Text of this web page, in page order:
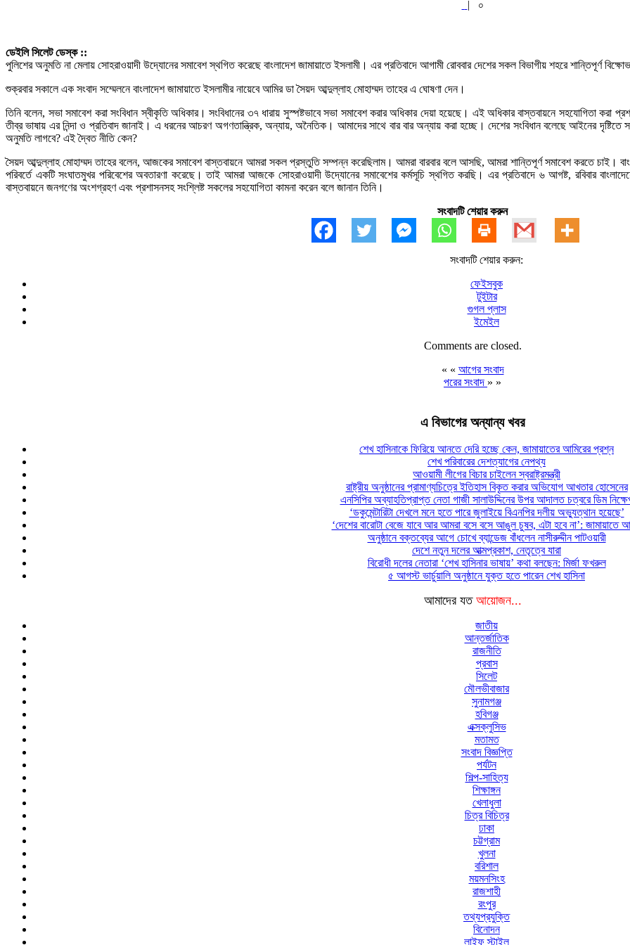
|
০
ডেইলি সিলেট ডেস্ক ::
পুলিশের অনুমতি না মেলায় সোহরাওয়াদী উদ্যোনের সমাবেশ স্থগিত করেছে বাংলাদেশ জামায়াতে ইসলামী। এর প্রতিবাদে আগামী রোববার দেশের সকল বিভাগীয় শহরে শান্তিপূর্ণ
শুক্রবার সকালে এক সংবাদ সম্মেলনে বাংলাদেশ জামায়াতে ইসলামীর নায়েবে আমির ডা সৈয়দ আব্দুল্লাহ মোহাম্মদ তাহের এ ঘোষণা দেন।
তিনি বলেন, সভা সমাবেশ করা সংবিধান স্বীকৃতি অধিকার। সংবিধানের ৩৭ ধারায় সুস্পষ্টভাবে সভা সমাবেশ করার অধিকার দেয়া হয়েছে। এই অধিকার বাস্তবায়নে সহযোগিতা করা
তীব্র ভাষায় এর নিন্দা ও প্রতিবাদ জানাই। এ ধরনের আচরণ অগণতান্ত্রিক, অন্যায়, অনৈতিক। আমাদের সাথে বার বার অন্যায় করা হচ্ছে। দেশের সংবিধান বলেছে আইনের
অনুমতি লাগবে? এই দ্বৈত নীতি কেন?
সৈয়দ আব্দুল্লাহ মোহাম্মদ তাহের বলেন, আজকের সমাবেশ বাস্তবায়নে আমরা সকল প্রস্তুতি সম্পন্ন করেছিলাম। আমরা বারবার বলে আসছি, আমরা শান্তিপূর্ণ সমাবেশ করতে চাই।
পরিবর্তে একটি সংঘাতমুখর পরিবেশের অবতারণা করেছে। তাই আমরা আজকে সোহরাওয়াদী উদ্যোনের সমাবেশের কর্মসূচি স্থগিত করছি। এর প্রতিবাদে ৬ আগষ্ট, রবিবার
বাস্তবায়নে জনগণের অংশগ্রহণ এবং প্রশাসনসহ সংশ্লিষ্ট সকলের সহযোগিতা কামনা করেন বলে জানান তিনি।
সংবাদটি শেয়ার করুন
সংবাদটি শেয়ার করুন:
ফেইসবুক
টুইটার
গুগল প্লাস
ইমেইল
Comments are closed.
« « আগের সংবাদ
পরের সংবাদ » »
এ বিভাগের অন্যান্য খবর
শেখ হাসিনাকে ফিরিয়ে আনতে দেরি হচ্ছে কেন, জামায়াতের আমিরের প্রশ্ন
শেখ পরিবারের দেশত্যাগের নেপথ্য
আওয়ামী লীগের বিচার চাইলেন স্বরাষ্ট্রমন্ত্রী
রাষ্ট্রীয় অনুষ্ঠানের প্রামাণ্যচিত্রে ইতিহাস বিকৃত করার অভিযোগ আখতার হোসেনের
এনসিপির অব্যাহতিপ্রাপ্ত নেতা গাজী সালাউদ্দিনের উপর আদালত চত্বরে ডিম
‘ডকুমেন্টারিটা দেখলে মনে হতে পারে জুলাইয়ে বিএনপির দলীয় অভ্যুত্থান হয়েছে’
‘দেশের বারোটা বেজে যাবে আর আমরা বসে বসে আঙুল চুষব, এটা হবে না’: জামায়াতে
অনুষ্ঠানে বক্তব্যের আগে চোখে ব্যান্ডেজ বাঁধলেন নাসীরুদ্দীন পাটওয়ারী
দেশে নতুন দলের আত্মপ্রকাশ, নেতৃত্বে যারা
বিরোধী দলের নেতারা ‘শেখ হাসিনার ভাষায়’ কথা বলছেন: মির্জা ফখরুল
৫ আগস্ট ভার্চুয়ালি অনুষ্ঠানে যুক্ত হতে পারেন শেখ হাসিনা
আমাদের যত আয়োজন...
জাতীয়
আন্তর্জাতিক
রাজনীতি
প্রবাস
সিলেট
মৌলভীবাজার
সুনামগঞ্জ
হবিগঞ্জ
এক্সক্লুসিভ
মতামত
সংবাদ বিজ্ঞপ্তি
পর্যটন
শিল্প-সাহিত্য
শিক্ষাঙ্গন
খেলাধুলা
চিত্র বিচিত্র
ঢাকা
চট্টগ্রাম
খুলনা
বরিশাল
ময়মনসিংহ
রাজশাহী
রংপুর
তথ্যপ্রযুক্তি
বিনোদন
লাইফ স্টাইল